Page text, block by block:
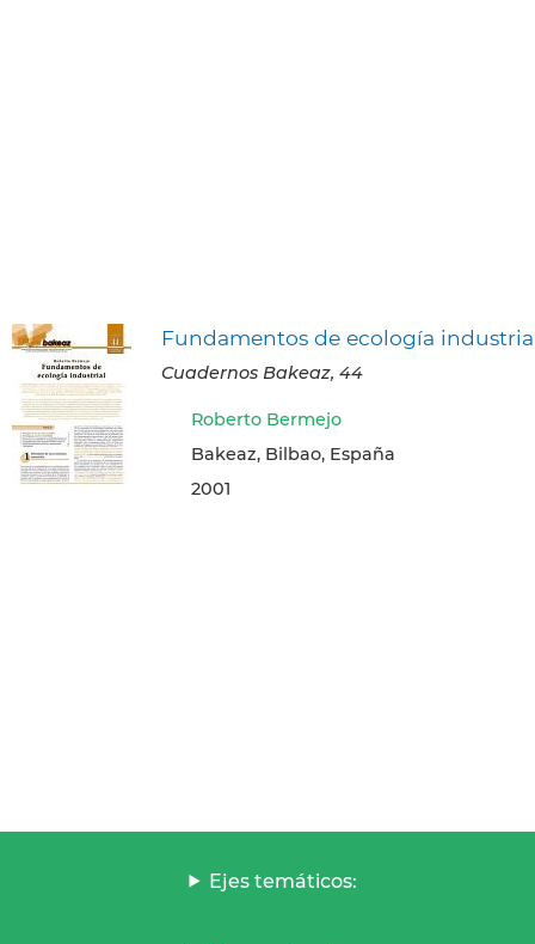
Fundamentos de ecología
Cuadernos Bakeaz, 44
Roberto Bermejo
Bakeaz, Bilbao, España
2001
Ejes temáticos: